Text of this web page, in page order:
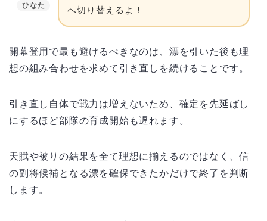
ひなた
へ切り替えるよ！
開幕登用で最も避けるべきなのは、漂を引いた後も理
想の組み合わせを求めて引き直しを続けることです。
引き直し自体で戦力は増えないため、確定を先延ばし
にするほど部隊の育成開始も遅れます。
天賦や被りの結果を全て理想に揃えるのではなく、信
の副将候補となる漂を確保できたかだけで終了を判断
します。